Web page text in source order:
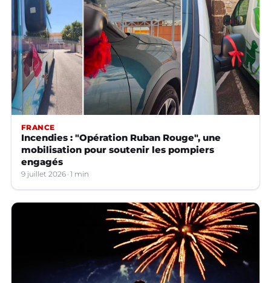
FRANCE
Incendies : "Opération Ruban Rouge", une
mobilisation pour soutenir les pompiers
engagés
9 juillet 2026 1 min